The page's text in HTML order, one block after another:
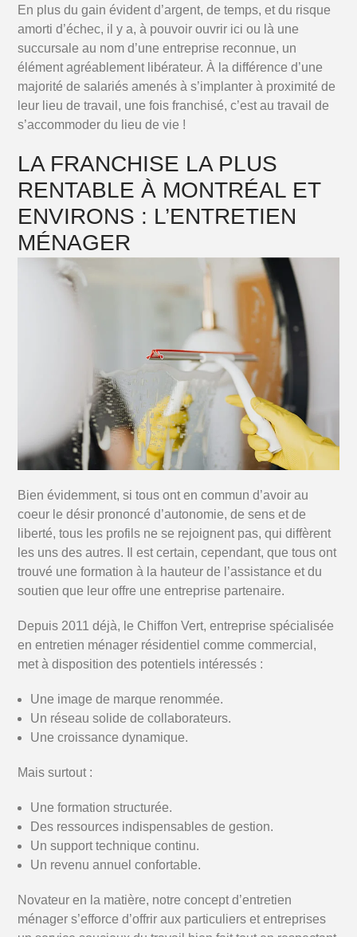
En plus du gain évident d’argent, de temps, et du risque
amorti d’échec, il y a, à pouvoir ouvrir ici ou là une
succursale au nom d’une entreprise reconnue, un
élément agréablement libérateur. À la différence d’une
majorité de salariés amenés à s’implanter à proximité de
leur lieu de travail, une fois franchisé, c’est au travail de
s’accommoder du lieu de vie !
LA FRANCHISE LA PLUS
RENTABLE À MONTRÉAL ET
ENVIRONS : L’ENTRETIEN
MÉNAGER
Bien évidemment, si tous ont en commun d’avoir au
coeur le désir prononcé d’autonomie, de sens et de
liberté, tous les profils ne se rejoignent pas, qui diffèrent
les uns des autres. Il est certain, cependant, que tous ont
trouvé une formation à la hauteur de l’assistance et du
soutien que leur offre une entreprise partenaire.
Depuis 2011 déjà, le Chiffon Vert, entreprise spécialisée
en entretien ménager résidentiel comme commercial,
met à disposition des potentiels intéressés :
Une image de marque renommée.
Un réseau solide de collaborateurs.
Une croissance dynamique.
Mais surtout :
Une formation structurée.
Des ressources indispensables de gestion.
Un support technique continu.
Un revenu annuel confortable.
Novateur en la matière, notre concept d’entretien
ménager s’efforce d’offrir aux particuliers et entreprises